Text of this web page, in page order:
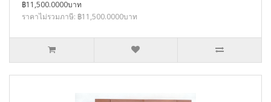
฿11,500.0000บาท
ราคาไม่รวมภาษี: ฿11,500.0000บาท